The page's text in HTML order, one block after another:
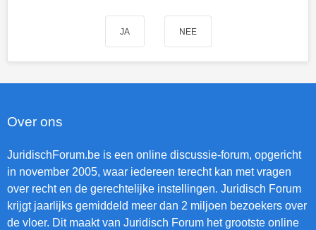
Over ons
JuridischForum.be is een online discussie-forum, opgericht
in november 2005, waar iedereen terecht kan met vragen
over recht en de gerechtelijke instellingen. Juridisch Forum
krijgt jaarlijks gemiddeld meer dan 2 miljoen bezoekers over
de vloer. Dit maakt van Juridisch Forum het grootste online